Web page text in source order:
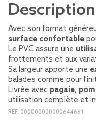
Avec son format
surface confortable
Le PVC assure une
frottements et aux
Sa largeur apporte une
balades comme pour
Livrée avec pagaie,
utilisation complète et
REF. 000000000000644661